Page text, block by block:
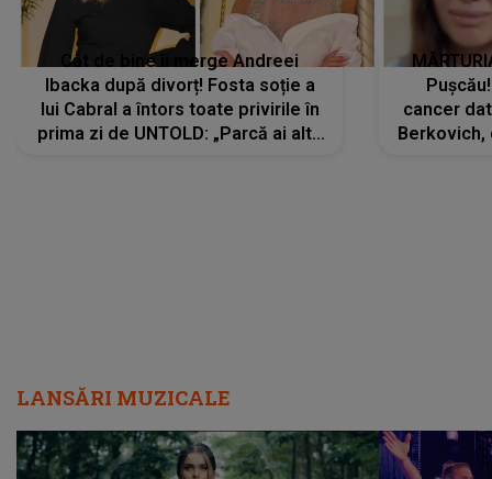
Cât de bine îi merge Andreei
Ibacka după divorț! Fosta soție a
lui Cabral a întors toate privirile în
prima zi de UNTOLD: „Parcă ai altă
cancer
Berkovich,
LANSĂRI MUZICALE